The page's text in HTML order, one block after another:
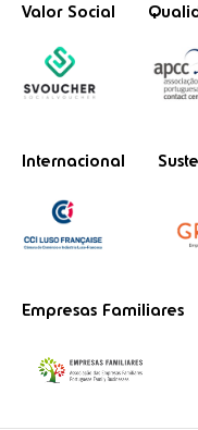
Valor Social
Internacional
Empresas Familiares